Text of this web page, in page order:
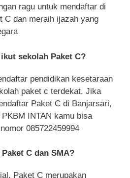
ragu untuk mendaftar di
C dan meraih ijazah yang
sekolah Paket C?
pendidikan kesetaraan
paket c terdekat. Jika
Paket C di Banjarsari,
INTAN kamu bisa
085722459994
C dan SMA?
Paket C merupakan